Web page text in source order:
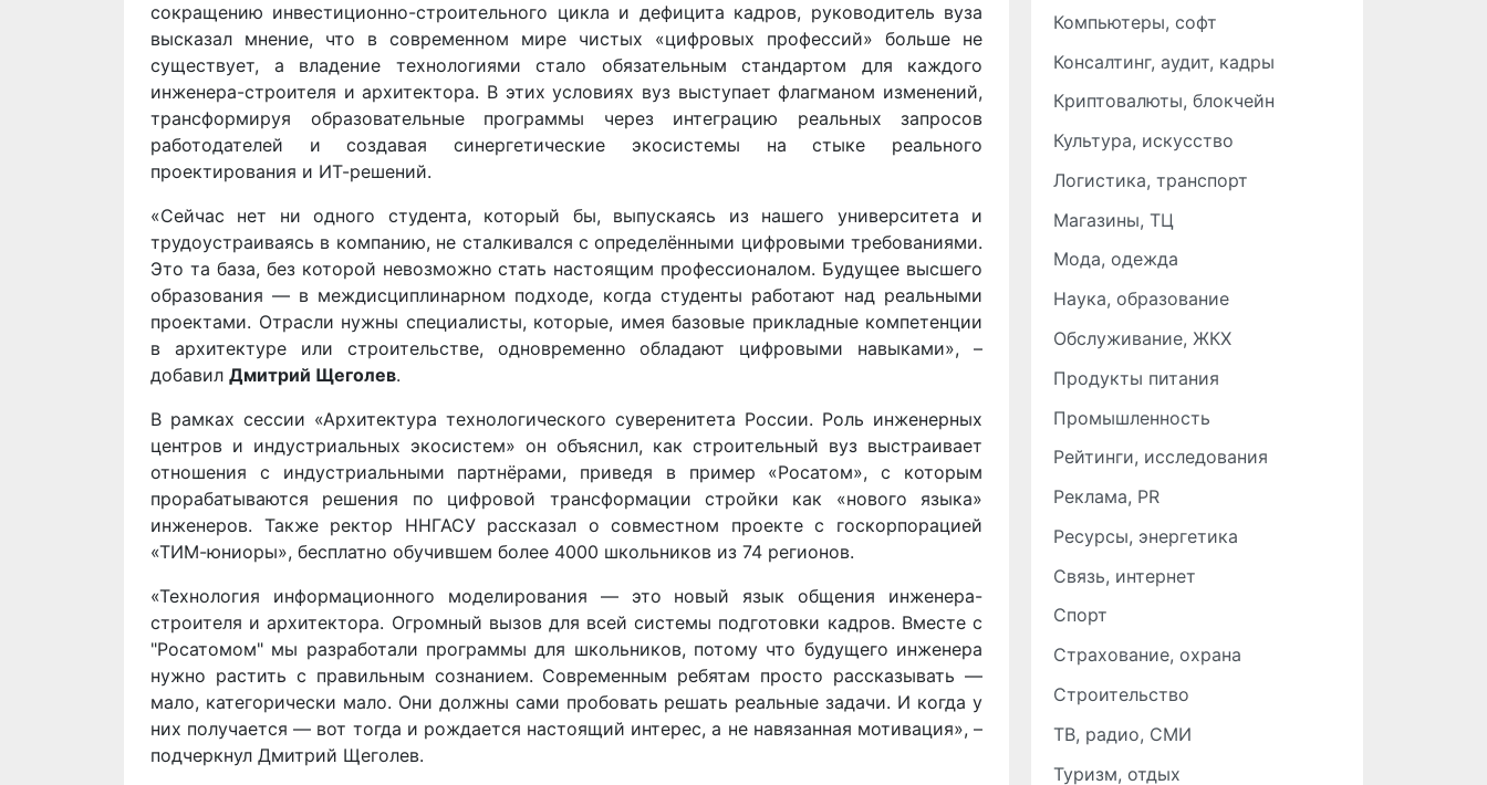
сокращению инвестиционно-строительного цикла и дефицита кадров, руководитель вуза
высказал мнение, что в современном мире чистых «цифровых профессий» больше не
существует, а владение технологиями стало обязательным стандартом для каждого
инженера-строителя и архитектора. В этих условиях вуз выступает флагманом изменений,
трансформируя образовательные программы через интеграцию реальных запросов
работодателей и создавая синергетические экосистемы на стыке реального
проектирования и ИТ-решений.
«Сейчас нет ни одного студента, который бы, выпускаясь из нашего университета и
трудоустраиваясь в компанию, не сталкивался с определёнными цифровыми требованиями.
Это та база, без которой невозможно стать настоящим профессионалом. Будущее высшего
образования — в междисциплинарном подходе, когда студенты работают над реальными
проектами. Отрасли нужны специалисты, которые, имея базовые прикладные компетенции
в архитектуре или строительстве, одновременно обладают цифровыми навыками», –
добавил Дмитрий Щеголев.
В рамках сессии «Архитектура технологического суверенитета России. Роль инженерных
центров и индустриальных экосистем» он объяснил, как строительный вуз выстраивает
отношения с индустриальными партнёрами, приведя в пример «Росатом», с которым
прорабатываются решения по цифровой трансформации стройки как «нового языка»
инженеров. Также ректор ННГАСУ рассказал о совместном проекте с госкорпорацией
«ТИМ-юниоры», бесплатно обучившем более 4000 школьников из 74 регионов.
«Технология информационного моделирования — это новый язык общения инженера-
строителя и архитектора. Огромный вызов для всей системы подготовки кадров. Вместе с
"Росатомом" мы разработали программы для школьников, потому что будущего инженера
нужно растить с правильным сознанием. Современным ребятам просто рассказывать —
мало, категорически мало. Они должны сами пробовать решать реальные задачи. И когда у
них получается — вот тогда и рождается настоящий интерес, а не навязанная мотивация», –
подчеркнул Дмитрий Щеголев.
Компьютеры, софт
Консалтинг, аудит, кадры
Криптовалюты, блокчейн
Культура, искусство
Логистика, транспорт
Магазины, ТЦ
Мода, одежда
Наука, образование
Обслуживание, ЖКХ
Продукты питания
Промышленность
Рейтинги, исследования
Реклама, PR
Ресурсы, энергетика
Связь, интернет
Спорт
Страхование, охрана
Строительство
ТВ, радио, СМИ
Туризм, отдых